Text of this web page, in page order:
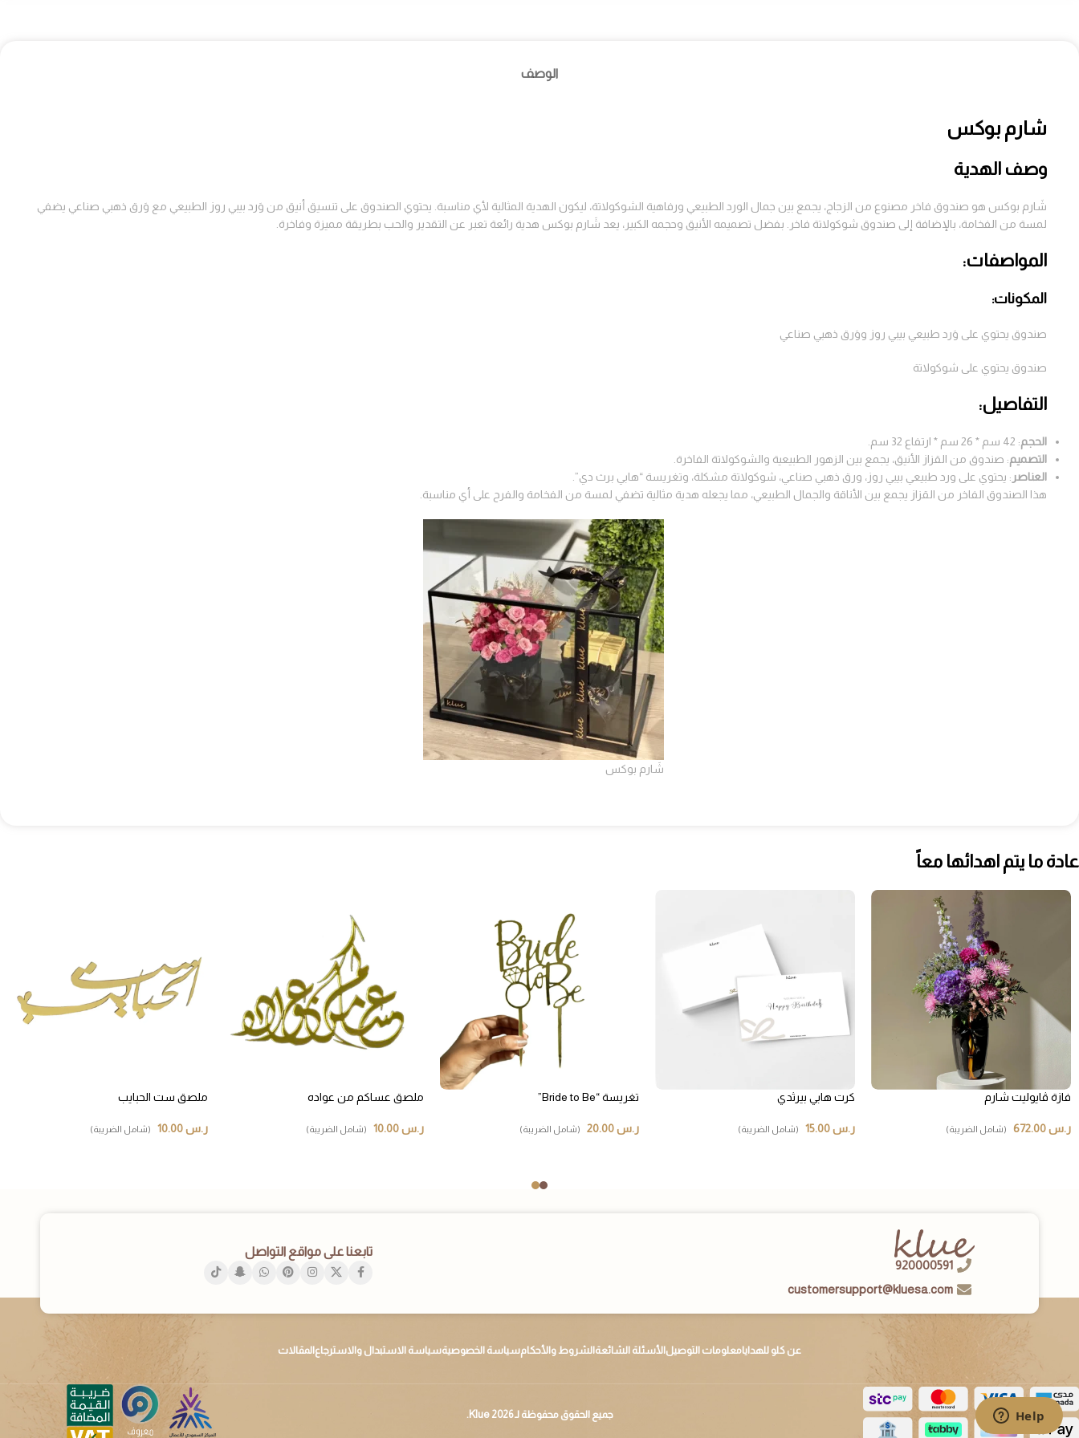
الوصف
شارم بوكس
وصف الهدية
شَارم بوكس هو صندوق فاخر مصنوع من الزجاج، يجمع بين جمال الورد الطبيعي ورفاهية الشوكولاتة، ليكون الهدية المثالية لأي مناسبة. يحتوي الصندوق على تنسيق أنيق من وَرد بيبي روز الطبيعي مع وَرق ذهبي صناعي يضفي
لمسة من الفخامة، بالإضافة إلى صندوق شوكولاتة فاخر. بفضل تصميمه الأنيق وحجمه الكبير، يعد شَارم بوكس هدية رائعة تعبر عن التقدير والحب بطريقة مميزة وفاخرة.
المواصفات:
المكونات:
صندوق يحتوي على وَرد طبيعي بيبي روز ووَرق ذهبي صناعي
صندوق يحتوي على شوكولاتة
التفاصيل:
الحجم: 42 سم * 26 سم * ارتفاع 32 سم.
التصميم: صندوق من القزاز الأنيق، يجمع بين الزهور الطبيعية والشوكولاتة الفاخرة.
العناصر : يحتوي على ورد طبيعي بيبي روز، ورق ذهبي صناعي، شوكولاتة مشكلة، وتغريسة “هابي برث دي”.
هذا الصندوق الفاخر من القزاز يجمع بين الأناقة والجمال الطبيعي، مما يجعله هدية مثالية تضفي لمسة من الفخامة والفرح على أي مناسبة.
شَارم بوكس
عادة ما يتم اهدائها معاً
فازة ڤايوليت شارم
ر.س (شامل الضريبة)
كرت هابي بيرثدي
ر.س15.00 (شامل الضريبة)
تغريسة “Bride to Be”
ر.س20.00 (شامل الضريبة)
ملصق عساكم من عواده
ر.س10.00 (شامل الضريبة)
ملصق ست الحبايب
ر.س10.00 (شامل الضريبة)
920000591
customersupport@kluesa.com
تابعنا على مواقع التواصل
عن كلو للهدايامعلومات التوصيلالأسئلة الشائعةالشروط والأحكامسياسة الخصوصيةسياسة الاستبدال والاسترجاعالمقالات
جميع الحقوق محفوظة لـ 2026 Klue.